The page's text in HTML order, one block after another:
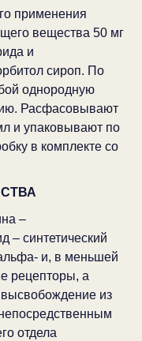
применения
вещества 50 мг
и
сироп. По
однородную
Расфасовывают
и упаковывают по
в комплекте со
–
– синтетический
и, в меньшей
рецепторы, а
из
отдела